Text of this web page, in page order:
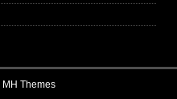
MH Themes